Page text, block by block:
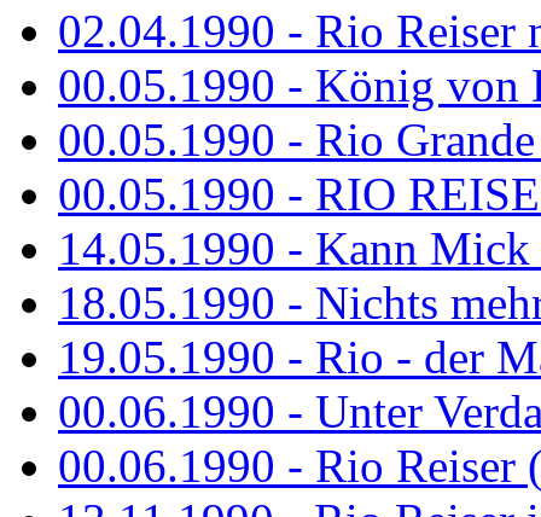
02.04.1990 - Rio
00.05.1990 - König von
00.05.1990 - Rio
00.05.1990 - RIO
14.05.1990 - Kann Mick
18.05.1990 - Nichts
19.05.1990 - Rio - der
00.06.1990 - Unter
00.06.1990 - Rio Reiser